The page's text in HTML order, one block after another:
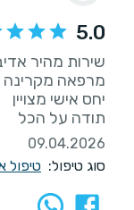
5.0
מרפאה מקרינה
תודה על הכל
09.04.2026
סוג טיפול: טיפול